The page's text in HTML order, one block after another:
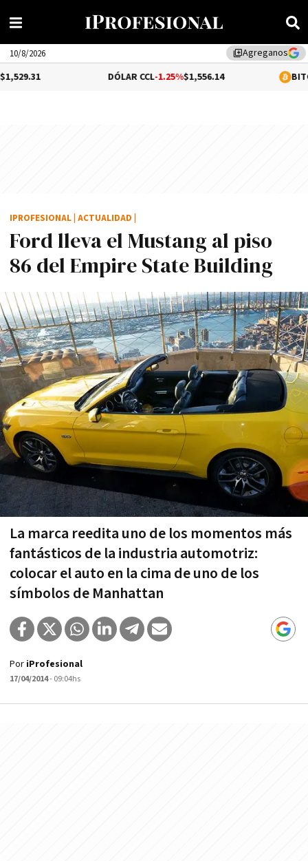
library_addAgreganos
10/8/2026
-1.25%$1,556.14 -0.07%
Ford lleva el Mustang al piso
86 del Empire State Building
La marca reedita uno de los momentos más
fantásticos de la industria automotriz:
colocar el auto en la cima de uno de los
símbolos de Manhattan
IPROFESIONAL ACTUALIDAD
Por iProfesional
17/04/2014- 09:04hs